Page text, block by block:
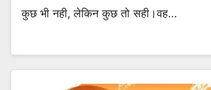
कुछ भी नही, लेकिन कुछ तो सही।वह…